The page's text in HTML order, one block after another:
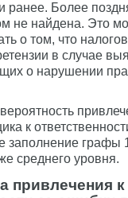
ранее. Более
не найдена. Это
о том, что
в случае
о нарушении
к
заполнение графы
среднего уровня.
привлечения к